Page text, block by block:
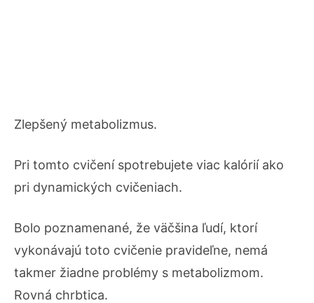
Zlepšený metabolizmus.
Pri tomto cvičení spotrebujete viac kalórií ako
pri dynamických cvičeniach.
Bolo poznamenané, že väčšina ľudí, ktorí
vykonávajú toto cvičenie pravideľne, nemá
takmer žiadne problémy s metabolizmom.
Rovná chrbtica.